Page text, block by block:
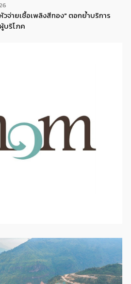
จ่ายเชื้อเพลิงสีทอง" ตอกย้ำบริการ
บริโภค